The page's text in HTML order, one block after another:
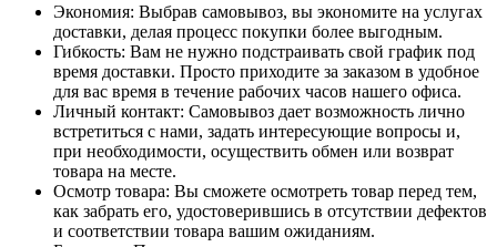
Экономия: Выбрав самовывоз, вы экономите на услугах
доставки, делая процесс покупки более выгодным.
Гибкость: Вам не нужно подстраивать свой график под
время доставки. Просто приходите за заказом в удобное
для вас время в течение рабочих часов нашего офиса.
Личный контакт: Самовывоз дает возможность лично
встретиться с нами, задать интересующие вопросы и,
при необходимости, осуществить обмен или возврат
товара на месте.
Осмотр товара: Вы сможете осмотреть товар перед тем,
как забрать его, удостоверившись в отсутствии дефектов
и соответствии товара вашим ожиданиям.